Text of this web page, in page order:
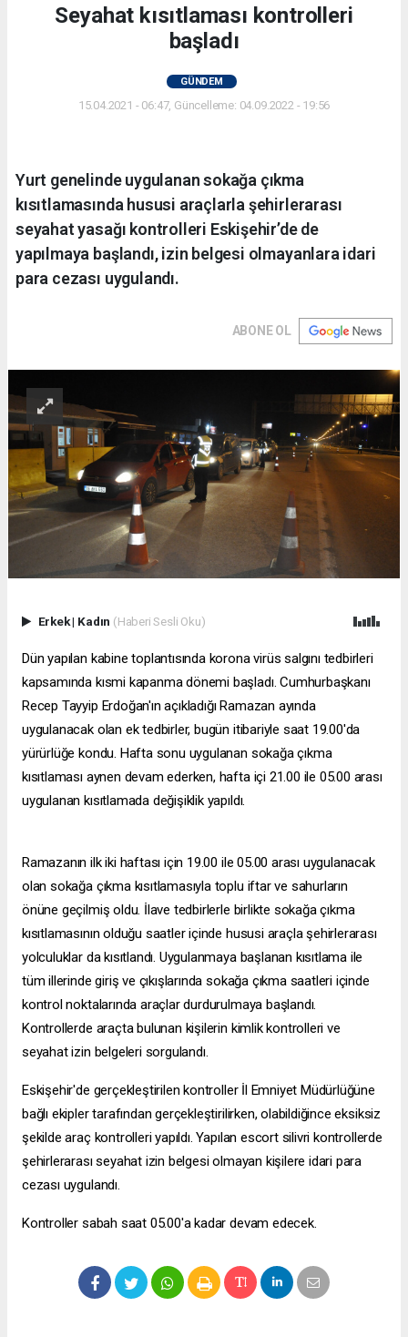
Seyahat kısıtlaması kontrolleri
başladı
GÜNDEM
15.04.2021 - 06:47, Güncelleme: 04.09.2022 - 19:56
Yurt genelinde uygulanan sokağa çıkma
kısıtlamasında hususi araçlarla şehirlerarası
seyahat yasağı kontrolleri Eskişehir’de de
yapılmaya başlandı, izin belgesi olmayanlara idari
para cezası uygulandı.
ABONE OL
Erkek| Kadın (Haberi Sesli Oku)
Dün yapılan kabine toplantısında korona virüs salgını tedbirleri
kapsamında kısmi kapanma dönemi başladı. Cumhurbaşkanı
Recep Tayyip Erdoğan'ın açıkladığı Ramazan ayında
uygulanacak olan ek tedbirler, bugün itibariyle saat 19.00'da
yürürlüğe kondu. Hafta sonu uygulanan sokağa çıkma
kısıtlaması aynen devam ederken, hafta içi 21.00 ile 05.00 arası
uygulanan kısıtlamada değişiklik yapıldı.
Ramazanın ilk iki haftası için 19.00 ile 05.00 arası uygulanacak
olan sokağa çıkma kısıtlamasıyla toplu iftar ve sahurların
önüne geçilmiş oldu. İlave tedbirlerle birlikte sokağa çıkma
kısıtlamasının olduğu saatler içinde hususi araçla şehirlerarası
yolculuklar da kısıtlandı. Uygulanmaya başlanan kısıtlama ile
tüm illerinde giriş ve çıkışlarında sokağa çıkma saatleri içinde
kontrol noktalarında araçlar durdurulmaya başlandı.
Kontrollerde araçta bulunan kişilerin kimlik kontrolleri ve
seyahat izin belgeleri sorgulandı.
Eskişehir'de gerçekleştirilen kontroller İl Emniyet Müdürlüğüne
bağlı ekipler tarafından gerçekleştirilirken, olabildiğince eksiksiz
şekilde araç kontrolleri yapıldı. Yapılan escort silivri kontrollerde
şehirlerarası seyahat izin belgesi olmayan kişilere idari para
cezası uygulandı.
Kontroller sabah saat 05.00'a kadar devam edecek.